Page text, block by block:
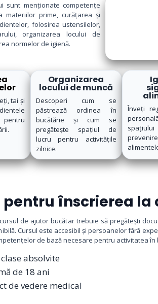
sunt menționate competențe
materiilor prime, curățarea și
folosirea ustensilelor,
organizarea locului de
normelor de igienă.
tai și
Organizarea
locului de muncă
Descoperi cum se
păstrează ordinea în
bucătărie și cum se
pregătește spațiul de
lucru pentru activitățile
zilnice.
Înveți
pentru înscrierea la
de ajutor bucătar trebuie să pregătești
Cursul este accesibil și persoanelor fără
de bază necesare pentru activitatea în
absolvite
de 18 ani
de vedere medical